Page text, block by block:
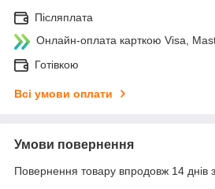
Післяплата
Онлайн-оплата карткою Visa,
Готівкою
Всі умови оплати
Умови повернення
Повернення товару впродовж 14 днів